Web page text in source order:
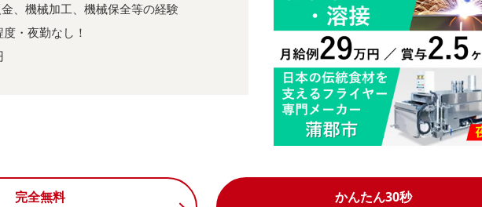
金、機械加工、機械保全等の経験
・夜勤なし！
完全無料 かんたん30秒